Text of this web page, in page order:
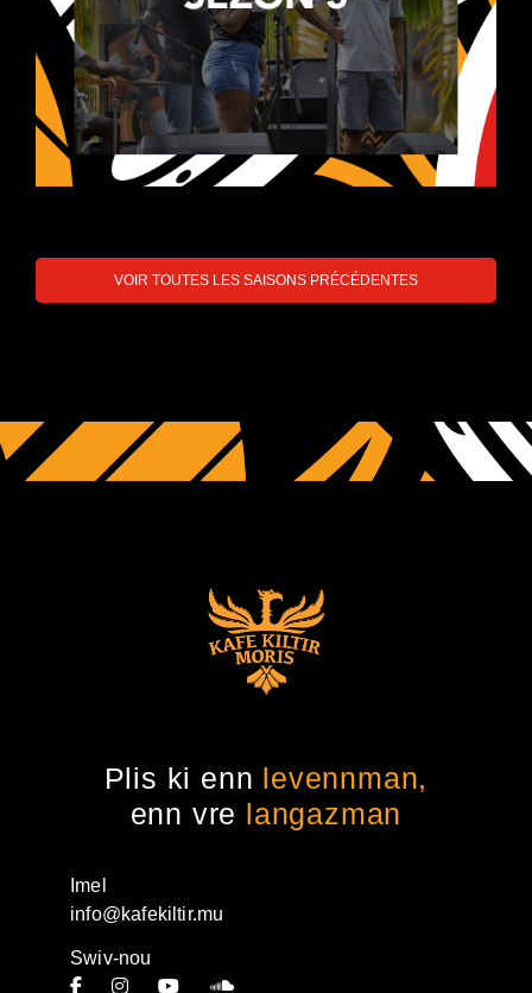
VOIR TOUTES LES SAISONS PRÉCÉDENTES
Plis ki enn levennman,
enn vre langazman
Imel
info@kafekiltir.mu
Swiv-nou